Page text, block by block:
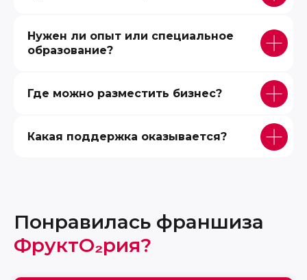
Нужен ли опыт или специальное
образование?
Где можно разместить бизнес?
Какая поддержка оказывается?
Понравилась франшиза
ФруктО₂рия?